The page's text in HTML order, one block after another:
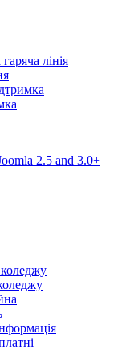
лінія
2.5 and 3.0+